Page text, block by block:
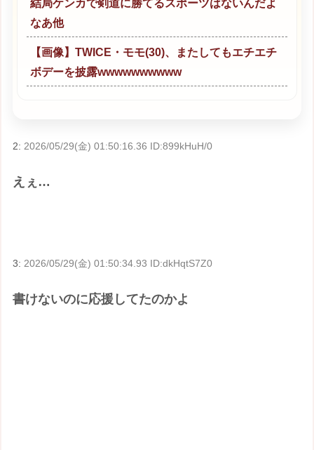
結局ケンカで剣道に勝てるスポーツはないんだよ
なあ他
【画像】TWICE・モモ(30)、またしてもエチエチ
ボデーを披露wwwwwwwwww
2: 2026/05/29(金) 01:50:16.36 ID:899kHuH/0
えぇ…
3: 2026/05/29(金) 01:50:34.93 ID:dkHqtS7Z0
書けないのに応援してたのかよ